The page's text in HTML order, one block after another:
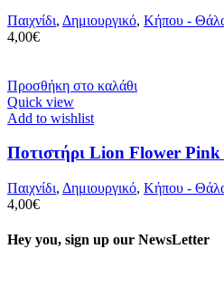
Παιχνίδι, Δημιουργικό, Κήπου -
4,00€
Προσθήκη στο καλάθι
Quick view
Add to wishlist
Ποτιστήρι Lion Flower
Παιχνίδι, Δημιουργικό, Κήπου -
4,00€
Hey you, sign up our NewsLetter